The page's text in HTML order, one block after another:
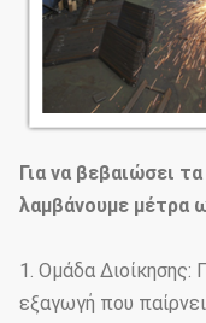
Για να βεβαιώσει
λαμβάνουμε μέτρα
1. Ομάδα Διοίκησης:
εξαγωγή που